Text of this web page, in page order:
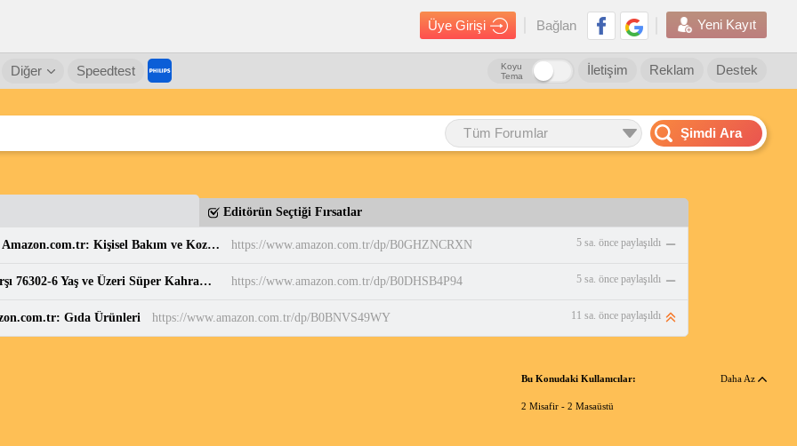
Üye Girişi Bağlan Yeni Kayıt
Diğer Speedtest Destek
Reklam
İletişim
Koyu
Tema
Tüm Forumlar Şimdi Ara
Editörün Seçtiği Fırsatlar
Balen's Beeauty Saf Papatya Hidrosolü 250 ml : Amazon.com.tr: Kişisel Bakım ve Kozmetik https://www.amazon.com.tr/dp/B0GHZNCRXN 5 sa. önce paylaşıldı
LEGO DC Superman Robotu, Lex Luthor’a Karşı 76302-6 Yaş ve Üzeri Süper Kahraman Sevenler için Yaratıcı Oyuncak Yapım Seti, Doğum Günü Hediyesi (120 Parça) : Amazon.com.tr: Oyuncak https://www.amazon.com.tr/dp/B0DHSB4P94 5 sa. önce paylaşıldı
Gıda Ürünleri https://www.amazon.com.tr/dp/B0BNVS49WY 11 sa. önce paylaşıldı
Bu Konudaki Kullanıcılar: Daha Az
2 Misafir - 2 Masaüstü